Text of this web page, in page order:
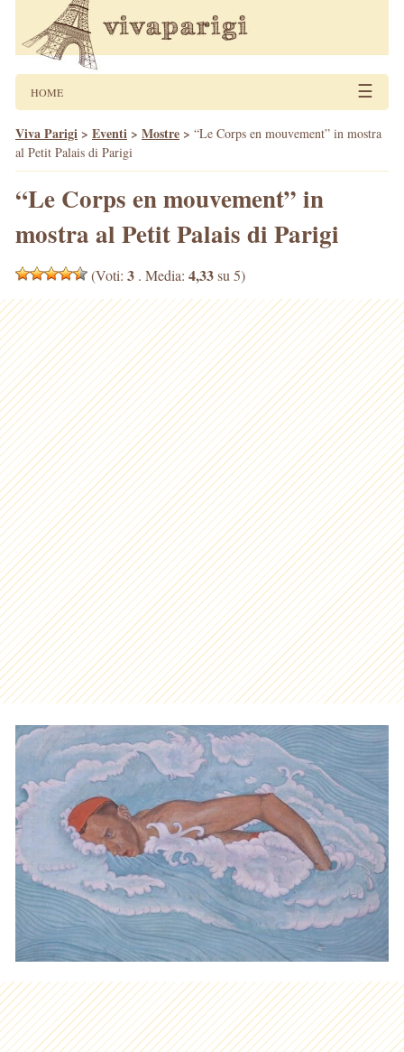
HOME ☰
Viva Parigi > Eventi > Mostre > “Le Corps en mouvement” in mostra
al Petit Palais di Parigi
“Le Corps en mouvement” in
mostra al Petit Palais di Parigi
(Voti: 3 . Media: 4,33su 5)